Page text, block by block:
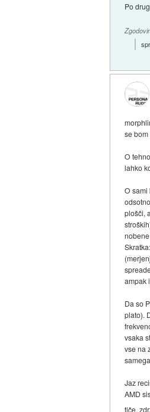
Po
se
O
lahko
O sami
plošči,
ampak
Da so
plato).
vsaka
vse na
Jaz
AMD
tiče,